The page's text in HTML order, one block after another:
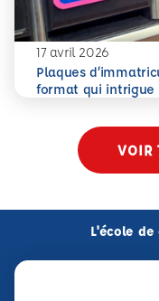
17 avril 2026
Plaques
format qui intrigue
En savoir plus
Plaques
VOIR
L'école